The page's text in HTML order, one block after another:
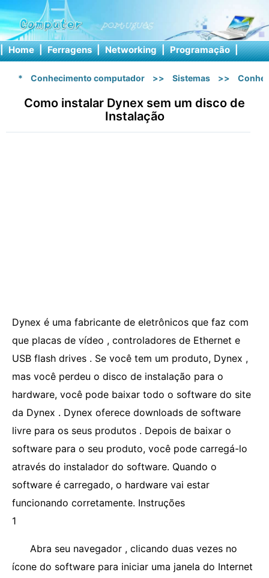
| Home | Ferragens | Networking | Programação |
* Conhecimento computador >> Sistemas >>
Como instalar Dynex sem um disco de
Instalação
Dynex é uma fabricante de eletrônicos que faz com
que placas de vídeo , controladores de Ethernet e
USB flash drives . Se você tem um produto, Dynex ,
mas você perdeu o disco de instalação para o
hardware, você pode baixar todo o software do site
da Dynex . Dynex oferece downloads de software
livre para os seus produtos . Depois de baixar o
software para o seu produto, você pode carregá-lo
através do instalador do software. Quando o
software é carregado, o hardware vai estar
funcionando corretamente. Instruções
1
Abra seu navegador , clicando duas vezes no
ícone do software para iniciar uma janela do Internet